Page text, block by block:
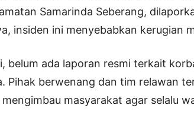
Samarinda Seberang,
insiden ini menyebabkan kerugian
belum ada laporan resmi terkait
Pihak berwenang dan tim relawan
masyarakat agar selalu